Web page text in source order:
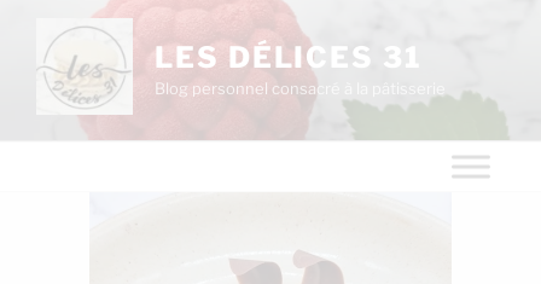
LES DÉLICES 31
Blog personnel consacré à la pâtisserie